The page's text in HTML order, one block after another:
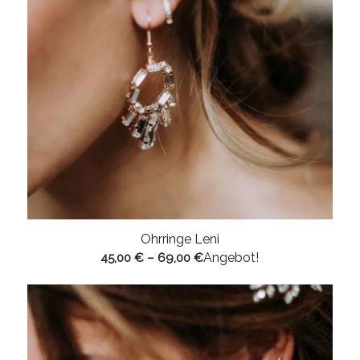
Ohrringe Leni
45,00€ – 69,00€Angebot!